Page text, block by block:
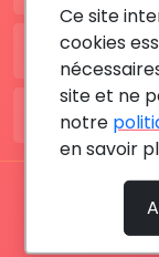
BE: +32
FR: +33
Tous les droits
Ce site
cookies
site et ne
notre
en savoir